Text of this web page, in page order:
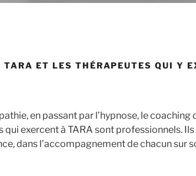
ET LES THÉRAPEUTES QUI Y
en passant par l’hypnose, le coaching
exercent à TARA sont professionnels.
dans l’accompagnement de chacun sur